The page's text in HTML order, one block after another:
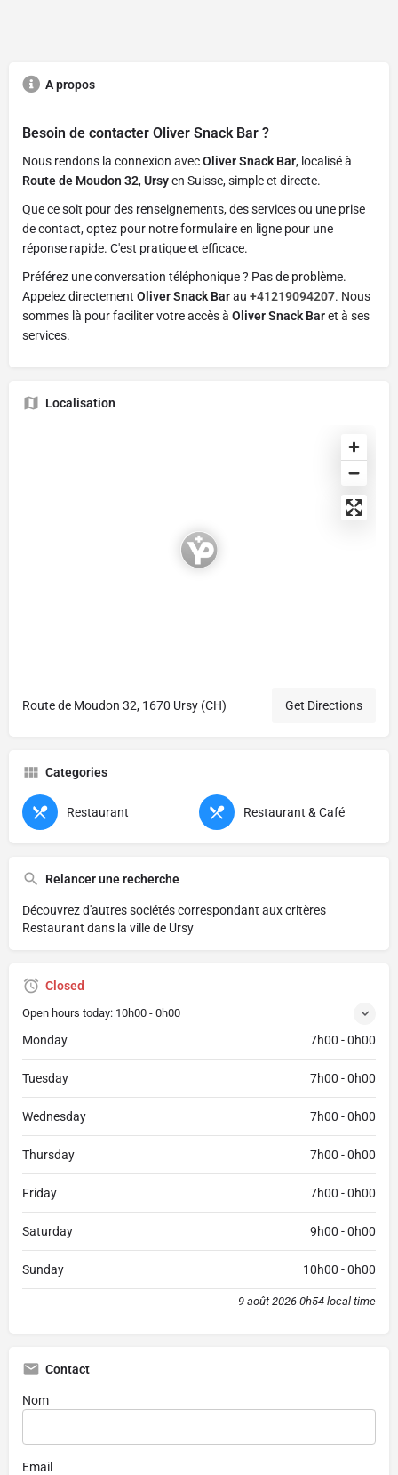
A propos
Besoin de contacter Oliver Snack Bar ?
Nous rendons la connexion avecOliver Snack Bar, localisé à
Route de Moudon 32,Ursyen Suisse, simple et directe.
Que ce soit pour des renseignements, des services ou une prise
de contact, optez pour notre formulaire en ligne pour une
réponse rapide. C'est pratique et efficace.
Préférez une conversation téléphonique ? Pas de problème.
Appelez directement Oliver Snack Barau +41219094207. Nous
sommes là pour faciliter votre accès à Oliver Snack Baret à ses
services.
Localisation
Route de Moudon 32, 1670 Ursy (CH) Get Directions
Categories
Restaurant Restaurant & Café
Relancer une recherche
Découvrez d'autres sociétés correspondant aux critères
Restaurant dans la ville de Ursy
Closed
Open hours today: 10h00 - 0h00
Monday 7h00 - 0h00
Tuesday 7h00 - 0h00
Wednesday 7h00 - 0h00
Thursday 7h00 - 0h00
Friday 7h00 - 0h00
Saturday 9h00 - 0h00
Sunday 10h00 - 0h00
9 août 2026 0h54 local time
Contact
Nom
Email